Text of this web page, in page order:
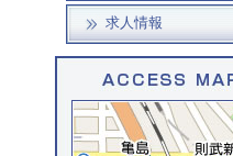
求人情報